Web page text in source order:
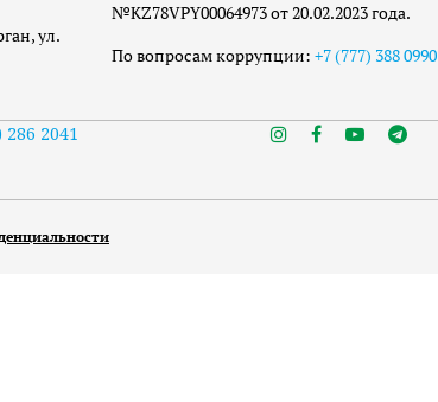
ул.
№KZ78VPY00064973 от 20.02.2023 года.
По вопросам коррупции: +7 (777) 388 0990
286 2041